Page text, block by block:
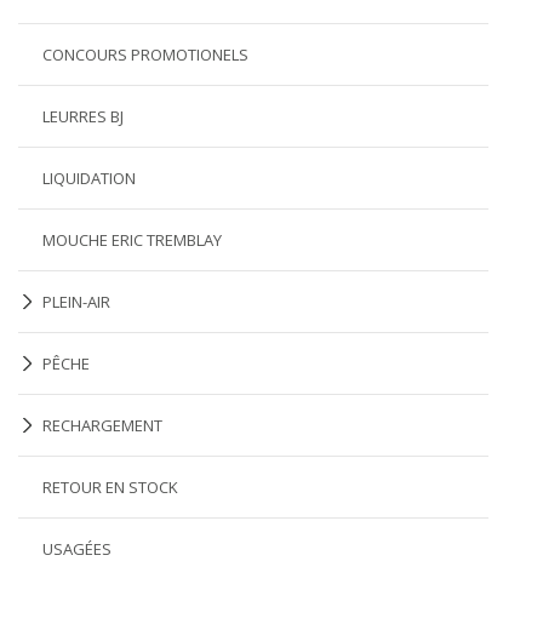
CONCOURS PROMOTIONELS
LEURRES BJ
LIQUIDATION
MOUCHE ERIC TREMBLAY
PLEIN-AIR
PÊCHE
RECHARGEMENT
RETOUR EN STOCK
USAGÉES